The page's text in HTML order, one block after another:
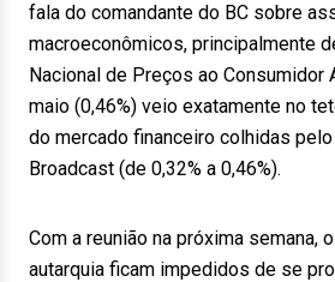
fala do comandante do BC sobre
macroeconômicos, principalmente
Nacional de Preços ao Consumidor
maio (0,46%) veio exatamente no
do mercado financeiro colhidas
Broadcast (de 0,32% a 0,46%).
Com a reunião na próxima semana,
autarquia ficam impedidos de se